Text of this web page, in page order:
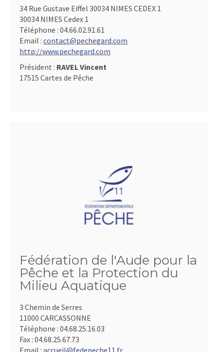
34 Rue Gustave Eiffel 30034 NIMES CEDEX 1
30034 NIMES Cedex 1
Téléphone : 04.66.02.91.61
Email : contact@pechegard.com
http://www.pechegard.com
Président : RAVEL Vincent
17515 Cartes de Pêche
Fédération de l'Aude pour la
Pêche et la Protection du
Milieu Aquatique
3 Chemin de Serres
11000 CARCASSONNE
Téléphone : 04.68.25.16.03
Fax : 04.68.25.67.73
Email : accueil@fedepeche11.fr